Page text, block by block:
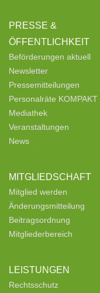
PRESSE &
ÖFFENTLICHKEIT
Beförderungen aktuell
Newsletter
Pressemitteilungen
Personalräte KOMPAKT
Mediathek
Veranstaltungen
News
MITGLIEDSCHAFT
Mitglied werden
Änderungsmitteilung
Beitragsordnung
Mitgliederbereich
LEISTUNGEN
Rechtsschutz